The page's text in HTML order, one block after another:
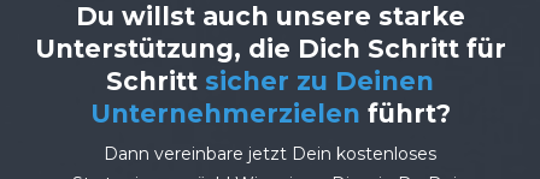
Du willst auch unsere starke
Unterstützung, die Dich Schritt für
Schritt sicher zu Deinen
Unternehmerzielen führt?
Dann vereinbare jetzt Dein kostenloses